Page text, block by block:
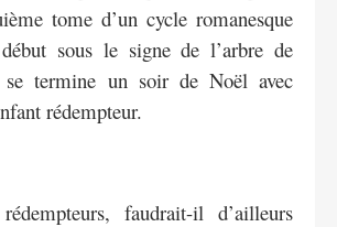
tome d’un cycle romanesque
sous le signe de l’arbre de
termine un soir de Noël avec
rédempteur.
faudrait-il d’ailleurs